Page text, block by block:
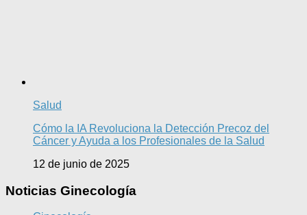
Salud
Cómo la IA Revoluciona la Detección Precoz del
Cáncer y Ayuda a los Profesionales de la Salud
12 de junio de 2025
Noticias Ginecología